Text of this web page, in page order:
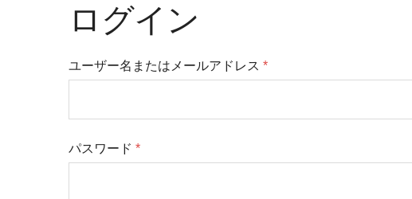
ログイン
ユーザー名またはメールアドレス *
パスワード *